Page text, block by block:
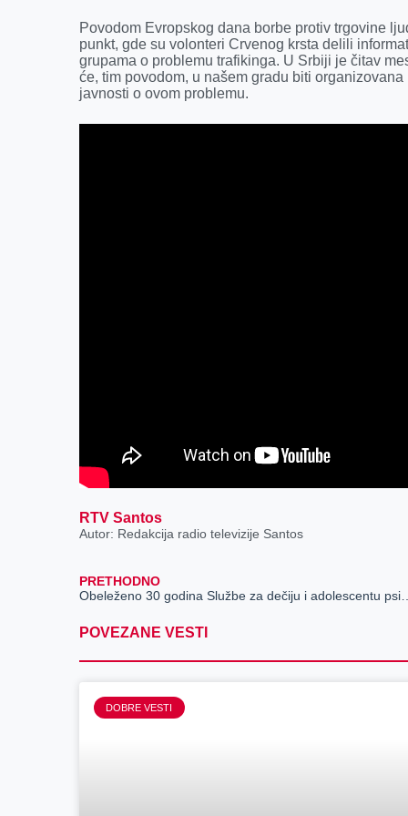
Povodom Evropskog dana borbe protiv trgovine
punkt, gde su volonteri Crvenog krsta delili
grupama o problemu trafikinga. U Srbiji je čitav
će, tim povodom, u našem gradu biti
javnosti o ovom problemu.
RTV Santos
Autor: Redakcija radio televizije Santos
PRETHODNO
POVEZANE VESTI
DOBRE VESTI